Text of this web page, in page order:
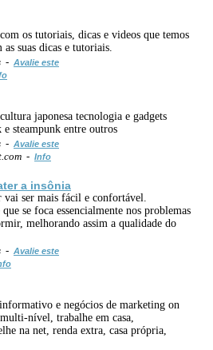
os tutoriais, dicas e videos que temos
suas dicas e tutoriais.
- Avalie este
japonesa tecnologia e gadgets
e steampunk entre outros
- Avalie este
- Info
a insônia
ser mais fácil e confortável.
que se foca essencialmente nos problemas
melhorando assim a qualidade do
- Avalie este
informativo e negócios de marketing on
nível, trabalhe em casa,
na net, renda extra, casa própria,